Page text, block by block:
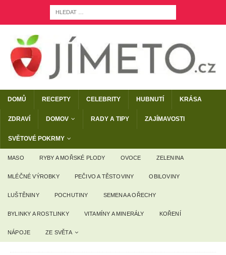
DOMŮ RECEPTY CELEBRITY HUBNUTÍ KRÁSA
ZDRAVÍ DOMOV RADY A TIPY ZAJÍMAVOSTI
SVĚTOVÉ POKRMY
MASO RYBY A MOŘSKÉ PLODY OVOCE ZELENINA
MLÉČNÉ VÝROBKY PEČIVO A TĚSTOVINY OBILOVINY
LUŠTĚNINY POCHUTINY SEMENA A OŘECHY
BYLINKY A ROSTLINKY VITAMÍNY A MINERÁLY KOŘENÍ
NÁPOJE ZE SVĚTA